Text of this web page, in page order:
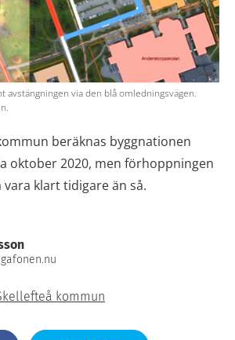
avstängningen via den blå omledningsvägen.
beräknas byggnationen
oktober 2020, men förhoppningen
klart tidigare än så.
kommun